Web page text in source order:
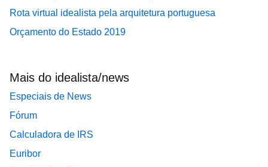
Rota virtual idealista pela arquitetura portuguesa
Orçamento do Estado 2019
Mais do idealista/news
Especiais de News
Fórum
Calculadora de IRS
Euribor